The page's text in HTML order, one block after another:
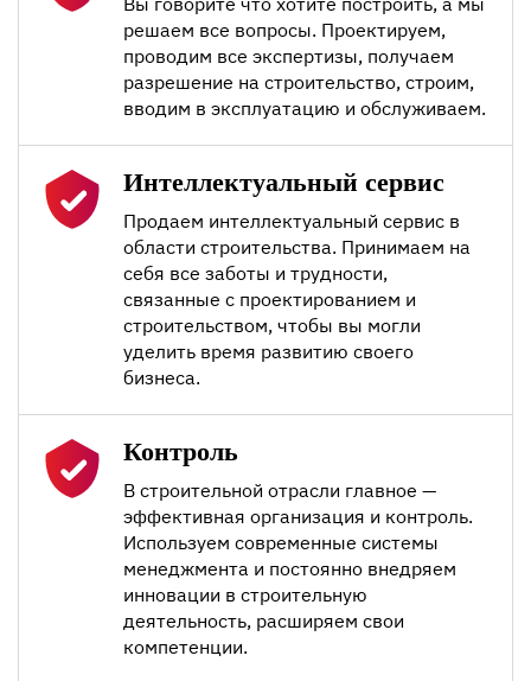
решаем все вопросы. Проектируем,
проводим все экспертизы, получаем
разрешение на строительство, строим,
вводим в эксплуатацию и обслуживаем.
Интеллектуальный сервис
Продаем интеллектуальный сервис в
области строительства. Принимаем на
себя все заботы и трудности,
связанные с проектированием и
строительством, чтобы вы могли
уделить время развитию своего
бизнеса.
Контроль
В строительной отрасли главное —
эффективная организация и контроль.
Используем современные системы
менеджмента и постоянно внедряем
инновации в строительную
деятельность, расширяем свои
компетенции.